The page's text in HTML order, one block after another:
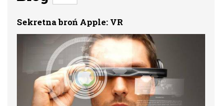
Sekretna broń Apple: VR